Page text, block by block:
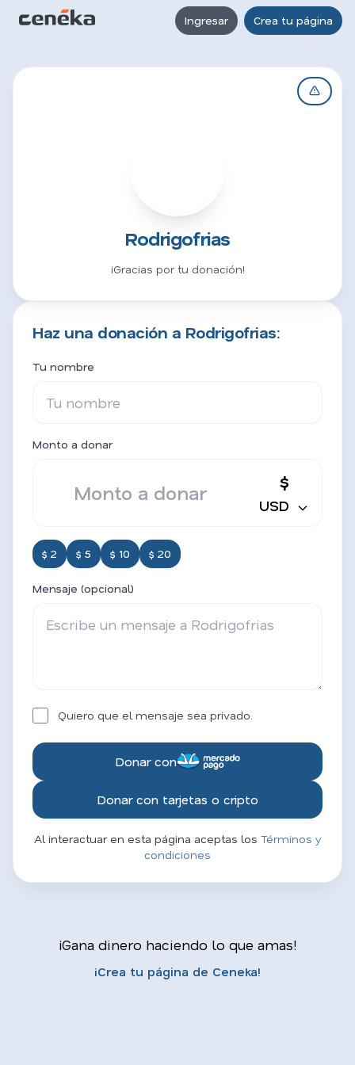
Ingresar Crea tu página
Rodrigofrias
¡Gracias por tu donación!
Haz una donación a Rodrigofrias:
Tu nombre
Monto a donar
$
USD
$ 2 $ 5 $ 10 $ 20
Mensaje (opcional)
Quiero que el mensaje sea privado.
Donar con
Donar con tarjetas o cripto
Al interactuar en esta página aceptas los Términos y
condiciones
¡Gana dinero haciendo lo que amas!
¡Crea tu página de Ceneka!